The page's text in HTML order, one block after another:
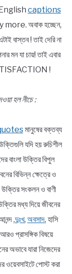
captions
অবাক হচ্ছেন,
বাস্তব ! তাই দেরি না
মন যা চায়! তাই এবার
!
হল নীচে :
quotesমানুষের বক্তব্য
যদি হয় রুচিশীল
বাংলা উক্তির বিপুল
বিভিন্ন ক্ষেত্রে ও
উক্তির সংকলন ও বাণী
মধ্য দিয়ে জীবনের
,দুঃখ, অবসাদ, হাসি
প্রাসঙ্গিক বিষয়ে
অভাবে যারা নিজেদের
ওয়েবসাইটে পোস্ট করা